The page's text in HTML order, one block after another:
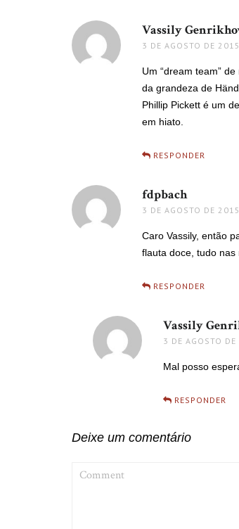
Vassily
3 DE AGOSTO DE
Um “dream team”
da grandeza de
Phillip Pickett é um
em hiato.
RESPONDER
fdpbachdisse:
3 DE AGOSTO DE
Caro Vassily, então
flauta doce, tudo nas
RESPONDER
Vassily
3 DE AGOSTO
Mal posso
RESPONDER
Deixe um comentário